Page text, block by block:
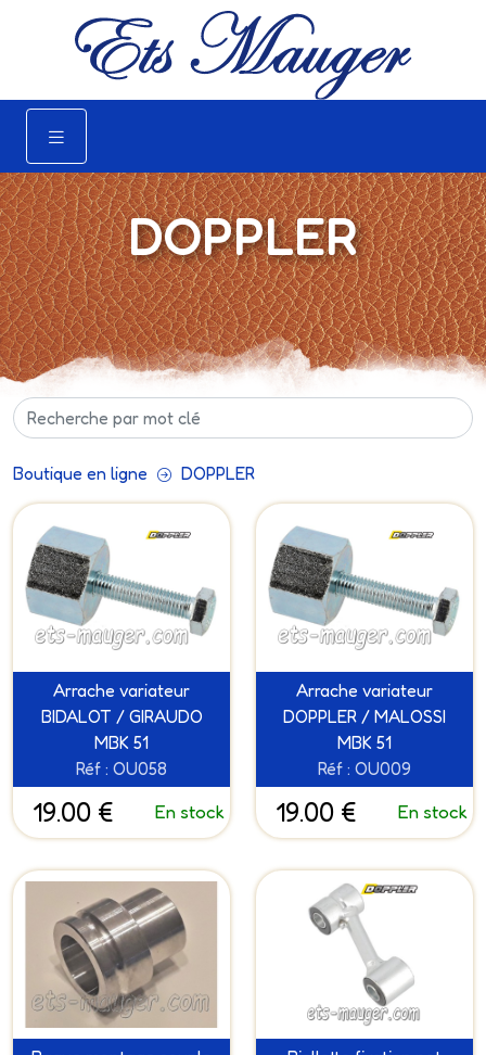
DOPPLER
Boutique en ligne DOPPLER
Arrache variateur
BIDALOT / GIRAUDO
MBK 51
Réf : OU058
19.00 € En stock
Arrache variateur
DOPPLER / MALOSSI
MBK 51
Réf : OU009
19.00 € En stock